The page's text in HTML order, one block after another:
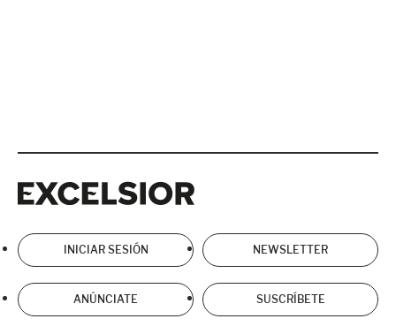
INICIAR SESIÓN NEWSLETTER
ANÚNCIATE SUSCRÍBETE